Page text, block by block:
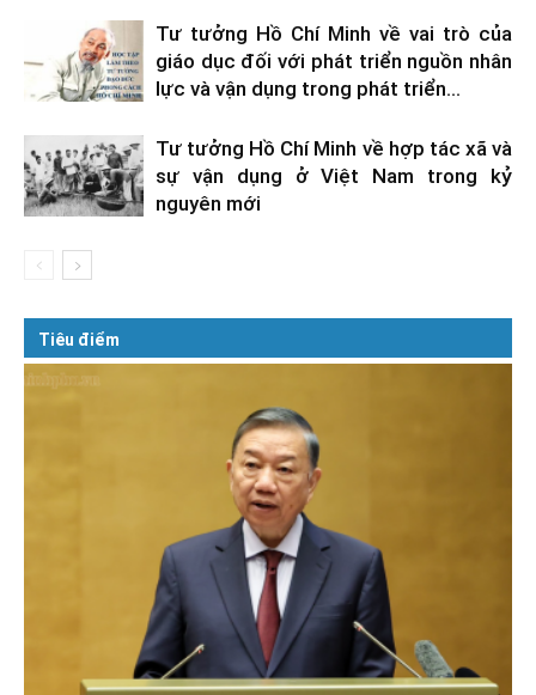
Tư tưởng Hồ Chí Minh về vai trò của
giáo dục đối với phát triển nguồn nhân
lực và vận dụng trong phát triển...
Tư tưởng Hồ Chí Minh về hợp tác xã và
sự vận dụng ở Việt Nam trong kỷ
nguyên mới
Tiêu điểm